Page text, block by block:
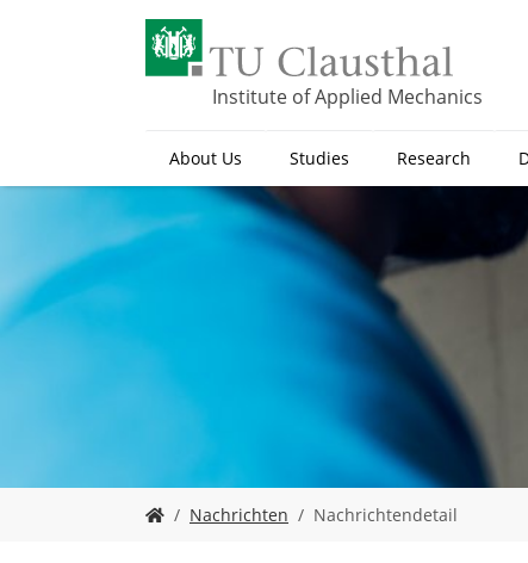
a
n
Institute of Applied Mechanics
About Us Studies Research
o
Nachrichten Nachrichtendetail